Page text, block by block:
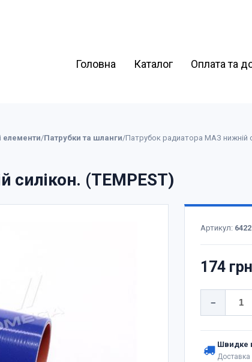
Головна Каталог Оплата та
елементи/Патрубки та шланги/Патрубок радиатора МАЗ нижній
(TEMPEST)
Артикул:
174 грн
−
Швидке
Доставка